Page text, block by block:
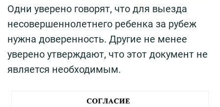
Одни уверено говорят, что для выезда
несовершеннолетнего ребенка за рубеж
нужна доверенность. Другие не менее
уверено утверждают, что этот документ не
является необходимым.